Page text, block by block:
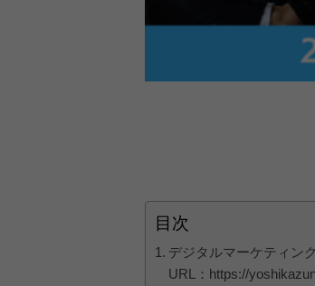
目次
デジタルマーケティン
URL：https://